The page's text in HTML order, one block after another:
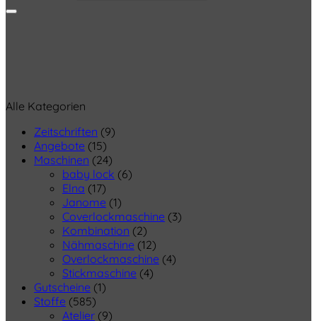
Alle Kategorien
Zeitschriften (9)
Angebote (15)
Maschinen (24)
baby lock (6)
Elna (17)
Janome (1)
Coverlockmaschine (3)
Kombination (2)
Nähmaschine (12)
Overlockmaschine (4)
Stickmaschine (4)
Gutscheine (1)
Stoffe (585)
Atelier (9)